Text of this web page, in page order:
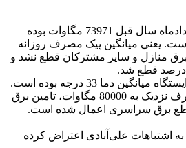
در مردادماه که گرمترین ماه سال است، در سال گذشته هیچ‌گونه قطع برق سراسری اعمال نشد. آمار وزارت نیرو نشان می‌دهد میانگین پیک مصرف روزانه برق در مردادماه سال قبل 73971 مگاوات بوده
که قطع گسترده برق در سراسر کشور به منازل، صنایع و بخش کشاورزی تحمیل شد میانگین پیک مصرف روزانه برق فقط 56797 بوده است. یعنی میانگین پیک مصرف روزانه
است. اما در مردادماه سال قبل حتی یک ساعت هم برق منازل و سایر مشترکان قطع نشد و
میانگین دمای تهران (ایستگاه مهرآباد) در ساعت 12 ظهر روزهای اردیبهشت ماه 26 درجه سانتیگراد بوده است. این در حالی است که در مردادماه سال گذشته در همین ایستگاه میانگین دما 33 درجه بوده است.
بنابراین دولت چهاردهم در شرایطی وزارت نیرو و وضعیت صنعت برق را از دولت چهاردهم تحویل گرفت که در بالاترین دمای هوا در مرداد سال 1403 و با وجود پیک مصرف نزدیک به 80000 مگاوات، تامین برق
اشتباهات علی‌آبادی اعتراض کرده